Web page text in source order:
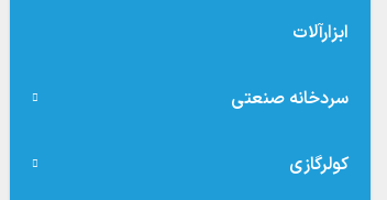
ابزارآلات
سردخانه صنعتی
کولرگازی